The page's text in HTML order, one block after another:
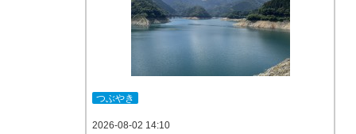
つぶやき
2026-08-02 14:10